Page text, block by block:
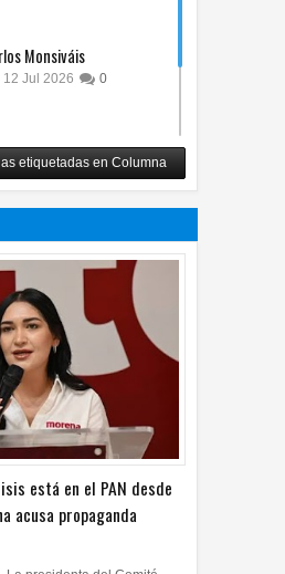
Monsiváis
12 Jul 2026 0
en la inteligencia
07 Jul 2026 0
etiquetadas en Columna
está en el PAN desde
acusa propaganda